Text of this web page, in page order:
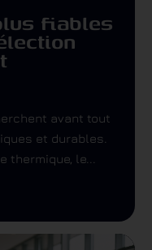
fiables
avant tout
et durables.
thermique, le...